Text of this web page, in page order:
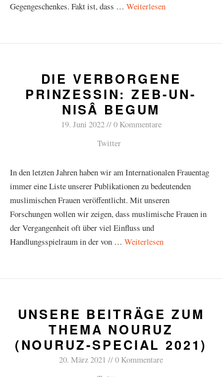
Gegengeschenkes. Fakt ist, dass … Weiterlesen
DIE VERBORGENE
PRINZESSIN: ZEB-UN-
NISÂ BEGUM
19. Juni 2022
0 Kommentare
Twitter
In den letzten Jahren haben wir am Internationalen Frauentag
immer eine Liste unserer Publikationen zu bedeutenden
muslimischen Frauen veröffentlicht. Mit unseren
Forschungen wollen wir zeigen, dass muslimische Frauen in
der Vergangenheit oft über viel Einfluss und
Handlungsspielraum in der von … Weiterlesen
UNSERE BEITRÄGE ZUM
THEMA NOURUZ
(NOURUZ-SPECIAL 2021)
20. März 2021
0 Kommentare